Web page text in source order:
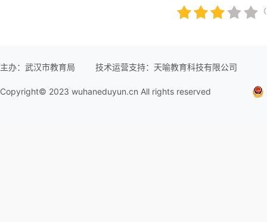
主办：武汉市教育局 技术运营支持：天喻教育科技有限公司
Copyright© 2023 wuhaneduyun.cn All rights reserved